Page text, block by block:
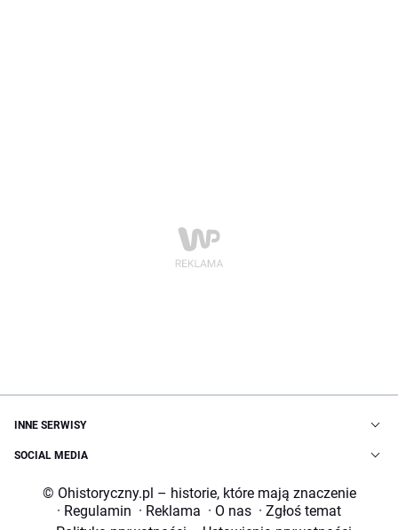
INNE SERWISY
SOCIAL MEDIA
© Ohistoryczny.pl – historie, które mają znaczenie
· Regulamin · Reklama · O nas · Zgłoś temat